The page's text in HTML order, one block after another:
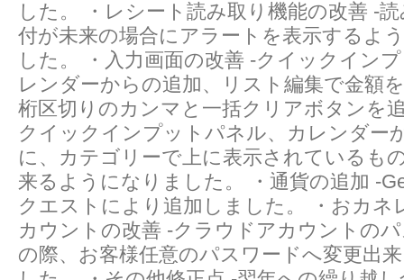
した。 ・レシート読み取り機能の改善 -
付が未来の場合にアラートを表示するよ
した。 ・入力画面の改善 -クイックイン
レンダーからの追加、リスト編集で金額
桁区切りのカンマと一括クリアボタンを
クイックインプットパネル、カレンダー
に、カテゴリーで上に表示されているも
来るようになりました。 ・通貨の追加 -
クエストにより追加しました。 ・おカネ
カウントの改善 -クラウドアカウントの
の際、お客様任意のパスワードへ変更出